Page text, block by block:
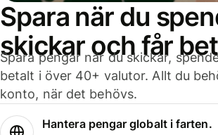
Spara när du
skickar och får
Spara pengar när du skickar,
betalt i över 40+ valutor. Allt du
konto, när det behövs.
Hantera pengar globalt i farten.